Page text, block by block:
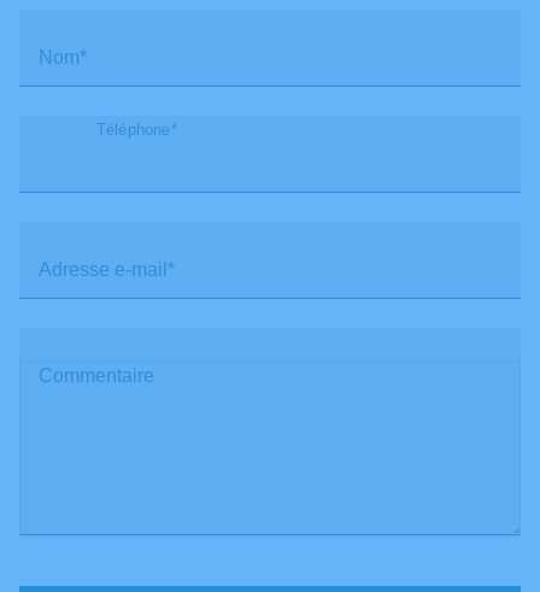
Nom*
Téléphone*
Adresse e-mail*
Commentaire